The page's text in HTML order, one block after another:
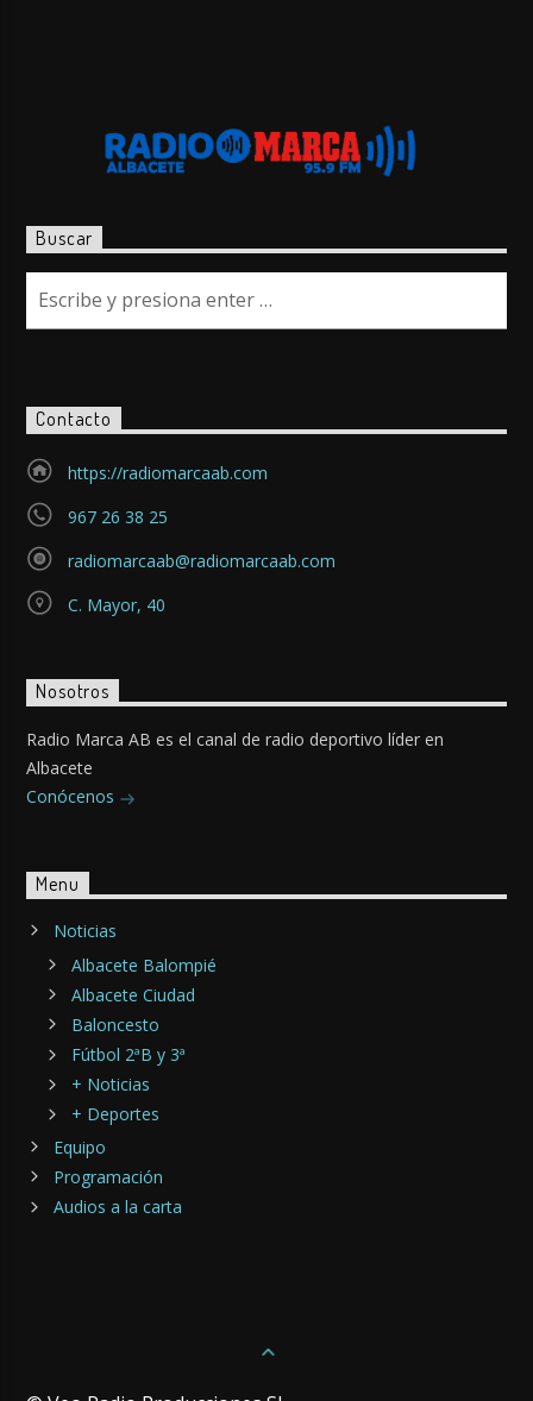
Buscar
Contacto
https://radiomarcaab.com
967 26 38 25
radiomarcaab@radiomarcaab.com
C. Mayor, 40
Nosotros
Radio Marca AB es el canal de radio deportivo líder en
Albacete
Conócenos
Menu
Noticias
Albacete Balompié
Albacete Ciudad
Baloncesto
Fútbol 2ªB y 3ª
+ Noticias
+ Deportes
Equipo
Programación
Audios a la carta